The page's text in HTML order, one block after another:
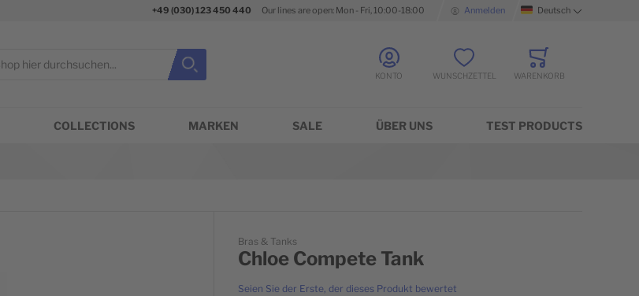
+49 (030) 123 450 440 Our lines are open: Mon - Fri, 10:00-18:00 AnmeldenSprache Deutsch
Suche schließen
Suche KONTO WUNSCHZETTEL
WARENKORB
COLLECTIONS MARKEN SALE ÜBER UNS TEST PRODUCTS
Bras & Tanks
Chloe Compete Tank
Seien Sie der Erste, der dieses Produkt bewertet